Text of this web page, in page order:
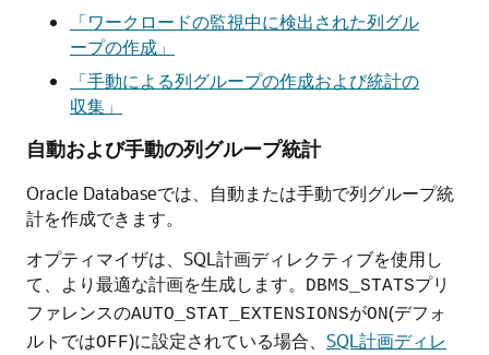
「ワークロードの監視中に検出された列グル
ープの作成」
「手動による列グループの作成および統計の
収集」
自動および手動の列グループ統計
Oracle Databaseでは、自動または手動で列グループ統
計を作成できます。
オプティマイザは、SQL計画ディレクティブを使用し
て、より最適な計画を生成します。
DBMS_STATSプリ
ファレンスのAUTO_STAT_EXTENSIONSがON(デフォ
ルトではOFF)に設定されている場合、 SQL計画ディレ